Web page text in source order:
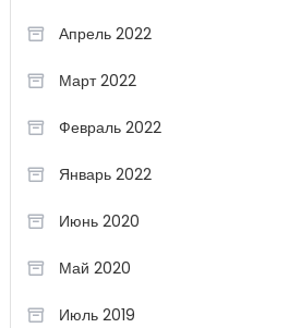
Апрель 2022
Март 2022
Февраль 2022
Январь 2022
Июнь 2020
Май 2020
Июль 2019